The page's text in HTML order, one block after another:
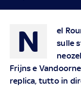
N
el
sulle
Frijns e
replica, tutto in